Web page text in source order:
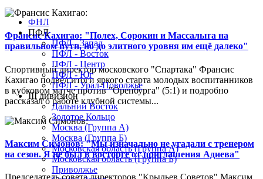
Франсис Кахигао: "Полех, Сорокин и Массалыга на
правильном пути, но до элитного уровня им ещё далеко"
Спортивный директор московского "Спартака" Франсис
Кахигао подвел итоги яркого старта молодых воспитанников
в кубковом матче против "Оренбурга" (5:1) и подробно
рассказал о работе клубной системы...
Максим Симонов: "Мы изначально не угадали с тренером
на сезон. Я не был в восторге от приглашения Адиева"
Председатель совета директоров "Крыльев Советов" Максим
ФНЛ
ПФЛ
ПФЛ - Запад
ПФЛ - Восток
ПФЛ - Центр
ПФЛ - Юг
ПФЛ - Урал-Поволжье
III дивизион
Дальний Восток
Золотое Кольцо
Москва (Группа А)
Москва (Группа Б)
Московская область (Группа А)
Московская область (Группа Б)
Приволжье